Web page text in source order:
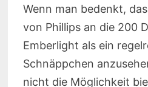
Wenn man bedenkt,
von Phillips an die 200
Emberlight als ein
Schnäppchen
nicht die Möglichkeit